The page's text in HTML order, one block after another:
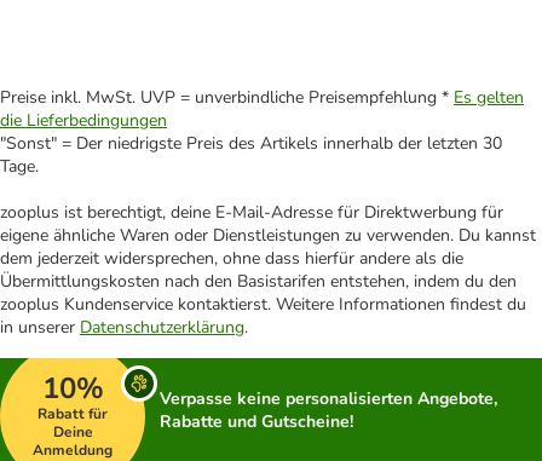
Preise inkl. MwSt. UVP = unverbindliche Preisempfehlung * Es gelten
die Lieferbedingungen
"Sonst" = Der niedrigste Preis des Artikels innerhalb der letzten 30
Tage.
zooplus ist berechtigt, deine E-Mail-Adresse für Direktwerbung für
eigene ähnliche Waren oder Dienstleistungen zu verwenden. Du kannst
dem jederzeit widersprechen, ohne dass hierfür andere als die
Übermittlungskosten nach den Basistarifen entstehen, indem du den
zooplus Kundenservice kontaktierst. Weitere Informationen findest du
in unserer Datenschutzerklärung.
10%
Rabatt für
Deine
Anmeldung
Verpasse keine personalisierten Angebote,
Rabatte und Gutscheine!